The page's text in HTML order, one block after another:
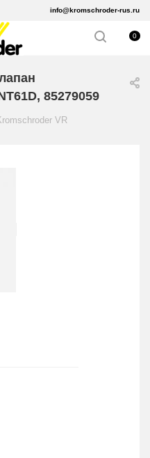
info@kromschroder-rus.ru
0
85279059
VR